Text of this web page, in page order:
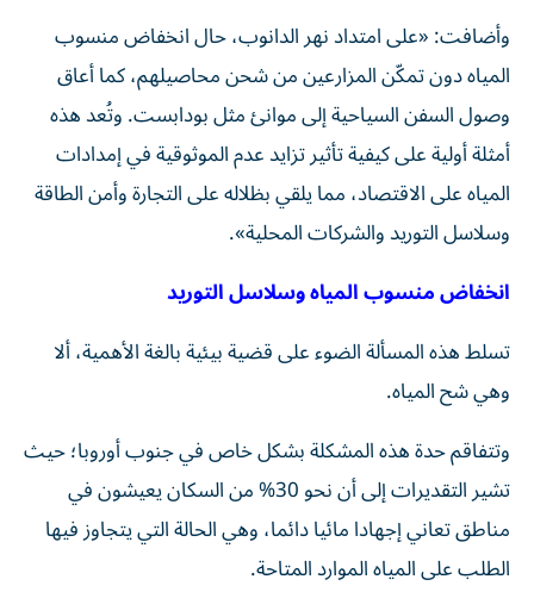
وأضافت: «على امتداد نهر الدانوب، حال انخفاض منسوب
المياه دون تمكّن المزارعين من شحن محاصيلهم، كما أعاق
وصول السفن السياحية إلى موانئ مثل بودابست. وتُعد هذه
أمثلة أولية على كيفية تأثير تزايد عدم الموثوقية في إمدادات
المياه على الاقتصاد، مما يلقي بظلاله على التجارة وأمن الطاقة
وسلاسل التوريد والشركات المحلية».
انخفاض منسوب المياه وسلاسل التوريد
تسلط هذه المسألة الضوء على قضية بيئية بالغة الأهمية، ألا
وهي شح المياه.
وتتفاقم حدة هذه المشكلة بشكل خاص في جنوب أوروبا؛ حيث
تشير التقديرات إلى أن نحو 30% من السكان يعيشون في
مناطق تعاني إجهادا مائيا دائما، وهي الحالة التي يتجاوز فيها
الطلب على المياه الموارد المتاحة.